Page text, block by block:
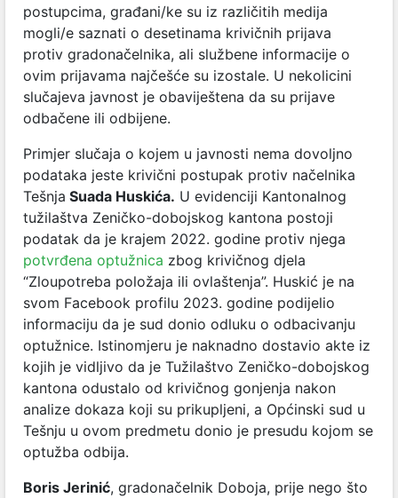
postupcima, građani/ke su iz različitih medija
mogli/e saznati o desetinama krivičnih prijava
protiv gradonačelnika, ali službene informacije o
ovim prijavama najčešće su izostale. U nekolicini
slučajeva javnost je obaviještena da su prijave
odbačene ili odbijene.
Primjer slučaja o kojem u javnosti nema dovoljno
podataka jeste krivični postupak protiv načelnika
Tešnja Suada Huskića. U evidenciji Kantonalnog
tužilaštva Zeničko-dobojskog kantona postoji
podatak da je krajem 2022. godine protiv njega
potvrđena optužnica zbog krivičnog djela
“Zloupotreba položaja ili ovlaštenja”. Huskić je na
svom Facebook profilu 2023. godine podijelio
informaciju da je sud donio odluku o odbacivanju
optužnice. Istinomjeru je naknadno dostavio akte iz
kojih je vidljivo da je Tužilaštvo Zeničko-dobojskog
kantona odustalo od krivičnog gonjenja nakon
analize dokaza koji su prikupljeni, a Općinski sud u
Tešnju u ovom predmetu donio je presudu kojom se
optužba odbija.
Boris Jerinić, gradonačelnik Doboja, prije nego što